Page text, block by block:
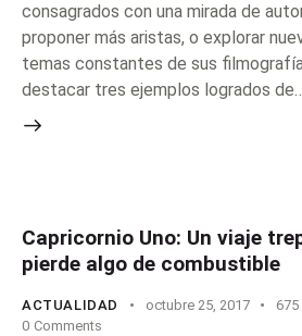
consagrados con una mirada de
proponer más aristas, o explorar
temas constantes de sus
destacar tres ejemplos logrados
Capricornio Uno: Un viaje
pierde algo de combustible
ACTUALIDAD octubre 25, 2017 675
0 Comments